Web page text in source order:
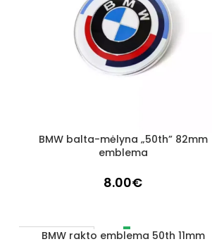
Į KREPŠELĮ
BMW balta-mėlyna „50th” 82mm
emblema
8.00€
IŠPARDUOTA
DAUGIAU
BMW rakto emblema 50th 11mm